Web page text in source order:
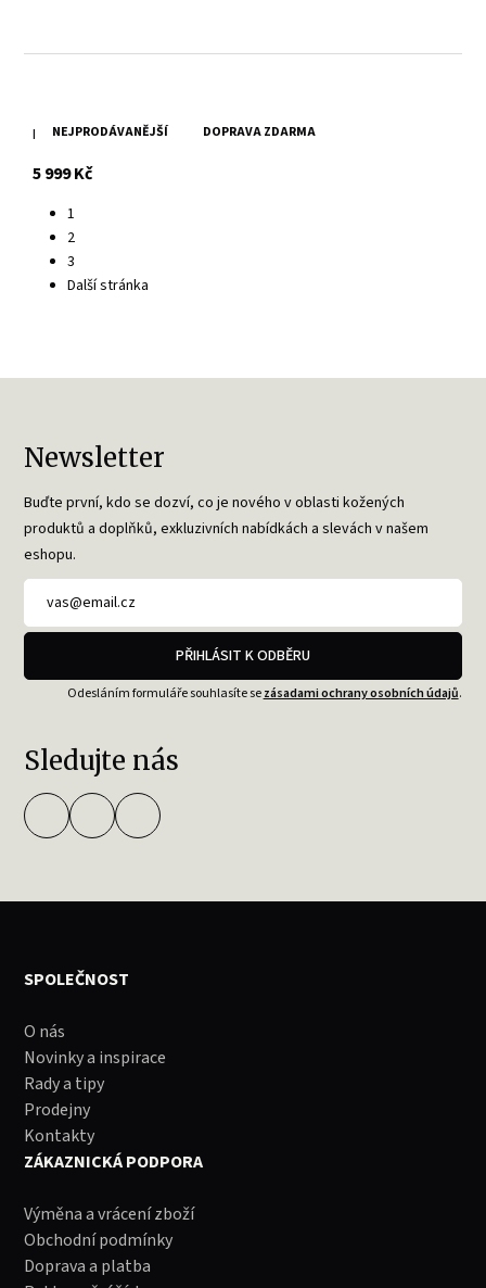
NEJPRODÁVANĚJŠÍ DOPRAVA ZDARMA
Hnědý dámský kožený křivák Fayola
5 999 Kčs DPH
1
2
3
Další stránka
Newsletter
Buďte první, kdo se dozví, co je nového v oblasti kožených
produktů a doplňků, exkluzivních nabídkách a slevách v našem
eshopu.
PŘIHLÁSIT K ODBĚRU
Odesláním formuláře souhlasíte sezásadami ochrany osobních údajů.
Sledujte nás
SPOLEČNOST
O nás
Novinky a inspirace
Rady a tipy
Prodejny
Kontakty
ZÁKAZNICKÁ PODPORA
Výměna a vrácení zboží
Obchodní podmínky
Doprava a platba